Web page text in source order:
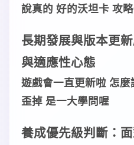
說真的 好的沃坦卡 攻略
長期發展與版本更新
與適應性心態
遊戲會一直更新啦 怎麼
歪掉 是一大學問喔
養成優先級判斷 ：